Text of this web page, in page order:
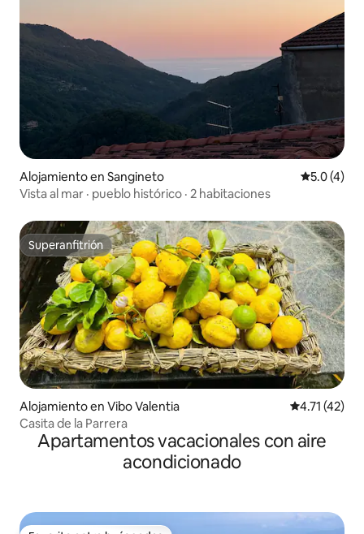
Alojamiento en Sangineto
5.0 (4)
Vista al mar · pueblo histórico · 2 habitaciones
Superanfitrión
Superanfitrión
Alojamiento en Vibo Valentia Calificación
4.71 (42)
Casita de la Parrera
Apartamentos vacacionales con aire
acondicionado